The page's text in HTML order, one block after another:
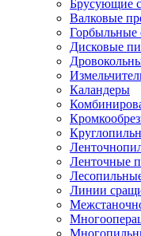
Брусующие
Валковые
Горбыльные
Дисковые
Каландеры
Ленточные
Линии